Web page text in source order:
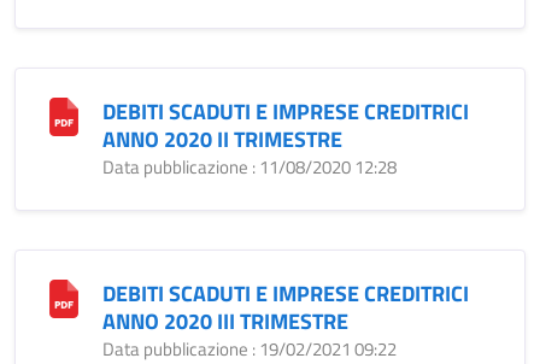
DEBITI SCADUTI E IMPRESE CREDITRICI
ANNO 2020 II TRIMESTRE
Data pubblicazione : 11/08/2020 12:28
DEBITI SCADUTI E IMPRESE CREDITRICI
ANNO 2020 III TRIMESTRE
Data pubblicazione : 19/02/2021 09:22